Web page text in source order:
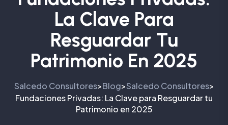
La Clave Para
Resguardar Tu
Patrimonio En 2025
Salcedo Consultores>Blog>Salcedo Consultores>
Fundaciones Privadas: La Clave para Resguardar tu
Patrimonio en 2025